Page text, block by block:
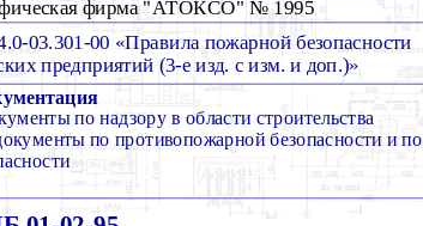
фирма "АТОКСО" № 1995
03.301-00 «Правила пожарной безопасности
предприятий (3-е изд. с изм. и доп.)»
по надзору в области строительства
по противопожарной безопасности и по